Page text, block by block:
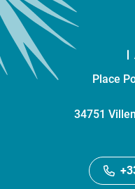
Place
34751